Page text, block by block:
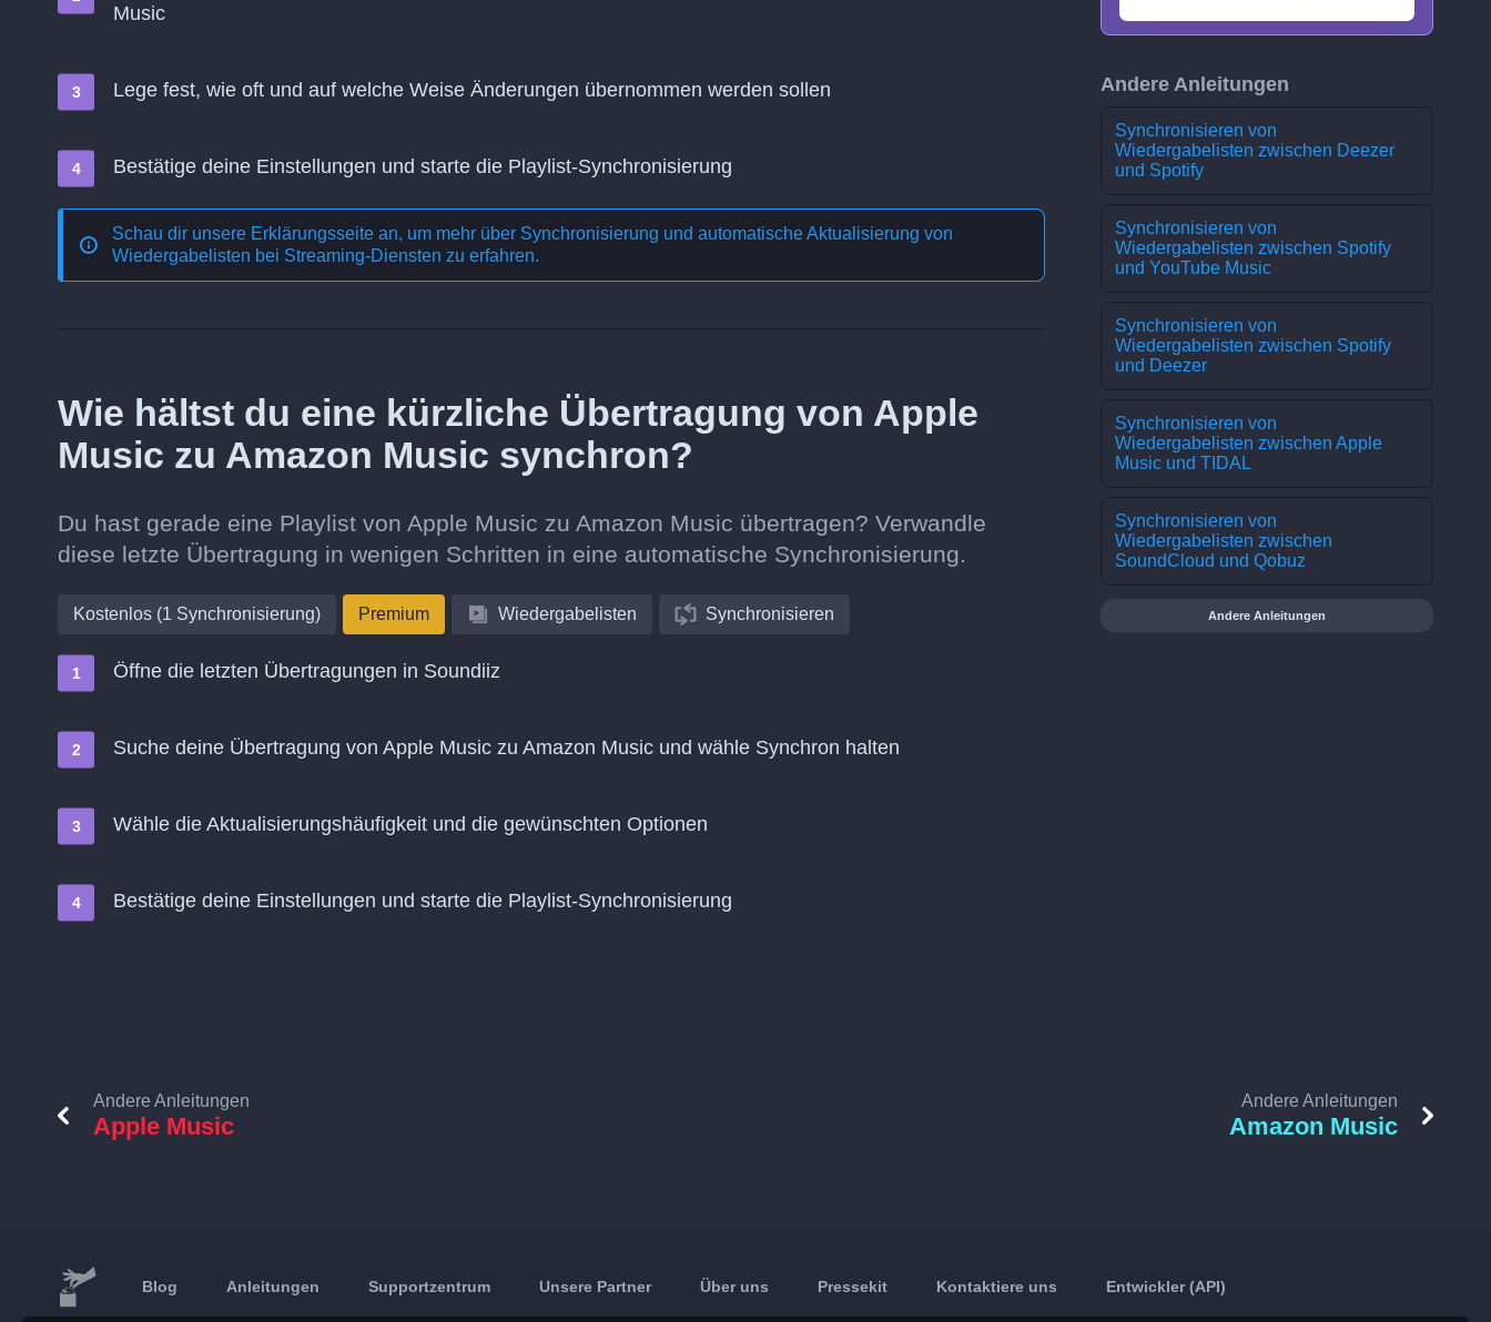
Music
Lege fest, wie oft und auf welche Weise Änderungen übernommen werden sollen
Bestätige deine Einstellungen und starte die Playlist-Synchronisierung
Schau dir unsere Erklärungsseite an, um mehr über Synchronisierung und automatische Aktualisierung von
Wiedergabelisten bei Streaming-Diensten zu erfahren.
Wie hältst du eine kürzliche Übertragung von Apple
Music zu Amazon Music synchron?
Du hast gerade eine Playlist von Apple Music zu Amazon Music übertragen? Verwandle
diese letzte Übertragung in wenigen Schritten in eine automatische Synchronisierung.
Kostenlos (1 Synchronisierung) Premium Wiedergabelisten Synchronisieren
Öffne die letzten Übertragungen in Soundiiz
Suche deine Übertragung von Apple Music zu Amazon Music und wähle Synchron halten
Wähle die Aktualisierungshäufigkeit und die gewünschten Optionen
Bestätige deine Einstellungen und starte die Playlist-Synchronisierung
Andere Anleitungen
Synchronisieren von
Wiedergabelisten zwischen Deezer
und Spotify
Synchronisieren von
Wiedergabelisten zwischen Spotify
und YouTube Music
Synchronisieren von
Wiedergabelisten zwischen Spotify
und Deezer
Synchronisieren von
Wiedergabelisten zwischen Apple
Music und TIDAL
Synchronisieren von
Wiedergabelisten zwischen
SoundCloud und Qobuz
Andere Anleitungen
Andere Anleitungen
Apple Music
Andere Anleitungen
Amazon Music
Blog Anleitungen Supportzentrum Unsere Partner Über uns Pressekit Kontaktiere uns Entwickler (API)